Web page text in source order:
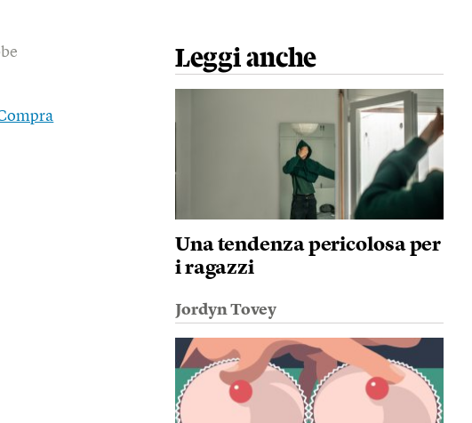
Leggi anche
Una tendenza pericolosa per
i ragazzi
Jordyn Tovey